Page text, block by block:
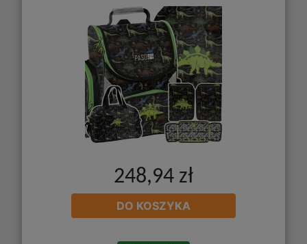
248,94 zł
DO KOSZYKA